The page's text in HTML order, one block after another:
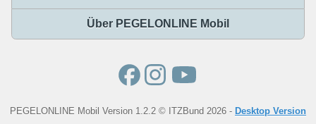
Über PEGELONLINE Mobil
PEGELONLINE Mobil Version 1.2.2 © ITZBund 2026 - Desktop Version